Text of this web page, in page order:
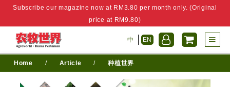
Subscribe our magazine now at RM3.80 per month only. (Original
price at RM9.80)
中 EN
Home / Article / 种植世界